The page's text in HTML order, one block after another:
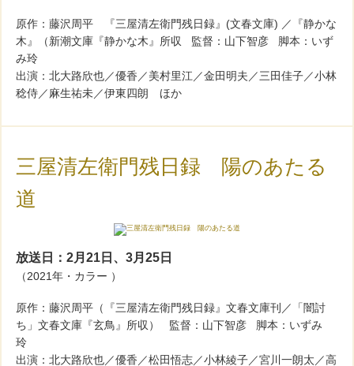
原作：藤沢周平 『三屋清左衛門残日録』(文春文庫) ／『静かな
木』（新潮文庫『静かな木』所収 監督：山下智彦 脚本：いず
み玲
出演：北大路欣也／優香／美村里江／金田明夫／三田佳子／小林
稔侍／麻生祐未／伊東四朗 ほか
三屋清左衛門残日録 陽のあたる
道
放送日：2月21日、3月25日
（2021年・カラー ）
原作：藤沢周平（『三屋清左衛門残日録』文春文庫刊／「闇討
ち」文春文庫『玄鳥』所収） 監督：山下智彦 脚本：いずみ
玲
出演：北大路欣也／優香／松田悟志／小林綾子／宮川一朗太／高